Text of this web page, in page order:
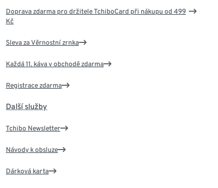
Doprava zdarma pro držitele TchiboCard při nákupu od 499
Kč
Sleva za Věrnostní zrnka
Každá 11. káva v obchodě zdarma
Registrace zdarma
Další služby
Tchibo Newsletter
Návody k obsluze
Dárková karta